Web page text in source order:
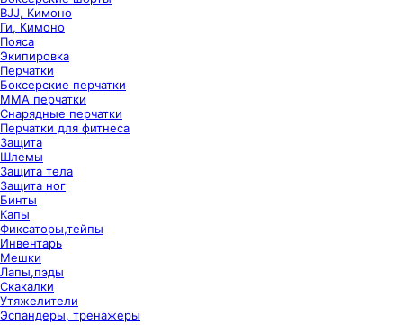
BJJ, Кимоно
Ги, Кимоно
Пояса
Экипировка
Перчатки
Боксерские перчатки
ММА перчатки
Снарядные перчатки
Перчатки для фитнеса
Защита
Шлемы
Защита тела
Защита ног
Бинты
Капы
Фиксаторы,тейпы
Инвентарь
Мешки
Лапы,пэды
Скакалки
Утяжелители
Эспандеры, тренажеры